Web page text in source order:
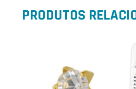
PRODUTOS